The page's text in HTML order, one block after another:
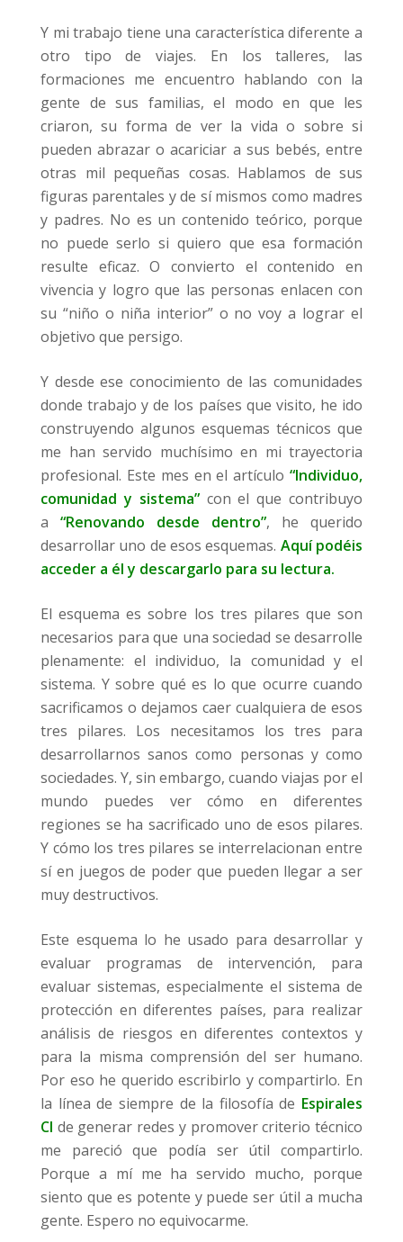
Y mi trabajo tiene una característica diferente a
otro tipo de viajes. En los talleres, las
formaciones me encuentro hablando con la
gente de sus familias, el modo en que les
criaron, su forma de ver la vida o sobre si
pueden abrazar o acariciar a sus bebés, entre
otras mil pequeñas cosas. Hablamos de sus
figuras parentales y de sí mismos como madres
y padres. No es un contenido teórico, porque
no puede serlo si quiero que esa formación
resulte eficaz. O convierto el contenido en
vivencia y logro que las personas enlacen con
su “niño o niña interior” o no voy a lograr el
objetivo que persigo.
Y desde ese conocimiento de las comunidades
donde trabajo y de los países que visito, he ido
construyendo algunos esquemas técnicos que
me han servido muchísimo en mi trayectoria
profesional. Este mes en el artículo “Individuo,
comunidad y sistema”con el que contribuyo
a “Renovando desde dentro”, he querido
desarrollar uno de esos esquemas. Aquí podéis
acceder a él y descargarlo para su lectura.
El esquema es sobre los tres pilares que son
necesarios para que una sociedad se desarrolle
plenamente: el individuo, la comunidad y el
sistema. Y sobre qué es lo que ocurre cuando
sacrificamos o dejamos caer cualquiera de esos
tres pilares. Los necesitamos los tres para
desarrollarnos sanos como personas y como
sociedades. Y, sin embargo, cuando viajas por el
mundo puedes ver cómo en diferentes
regiones se ha sacrificado uno de esos pilares.
Y cómo los tres pilares se interrelacionan entre
sí en juegos de poder que pueden llegar a ser
muy destructivos.
Este esquema lo he usado para desarrollar y
evaluar programas de intervención, para
evaluar sistemas, especialmente el sistema de
protección en diferentes países, para realizar
análisis de riesgos en diferentes contextos y
para la misma comprensión del ser humano.
Por eso he querido escribirlo y compartirlo. En
la línea de siempre de la filosofía de Espirales
CI de generar redes y promover criterio técnico
me pareció que podía ser útil compartirlo.
Porque a mí me ha servido mucho, porque
siento que es potente y puede ser útil a mucha
gente. Espero no equivocarme.